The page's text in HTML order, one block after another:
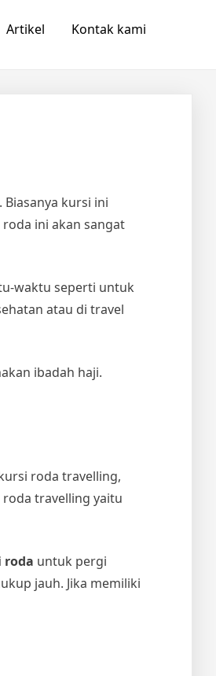
Artikel Kontak kami
kursi ini
ini akan sangat
waktu seperti untuk
atau di travel
ibadah haji.
roda travelling,
travelling yaitu
roda untuk pergi
jauh. Jika memiliki